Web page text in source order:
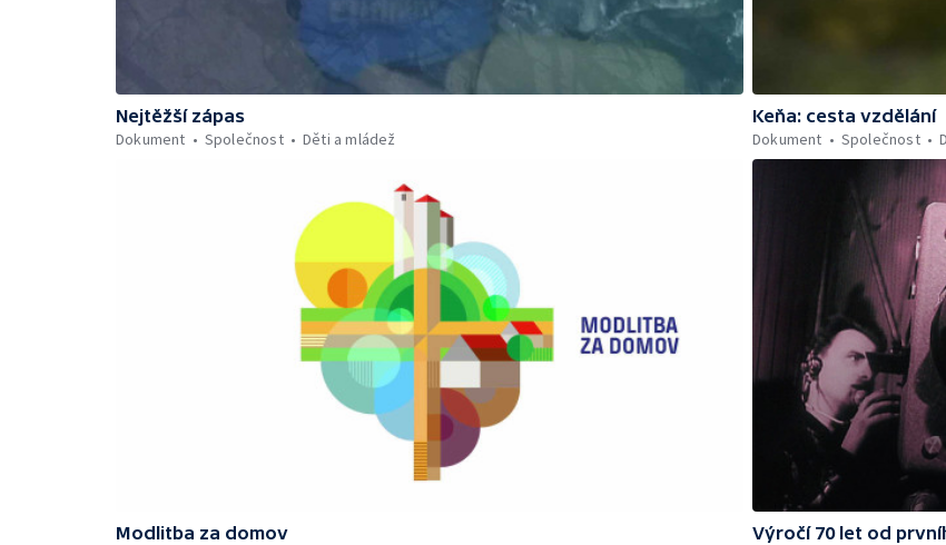
Nejtěžší zápas
Dokument
Společnost Děti a mládež
Keňa: cesta vzdělání
Dokument
Společnost
Modlitba za domov
Výročí 70 let od